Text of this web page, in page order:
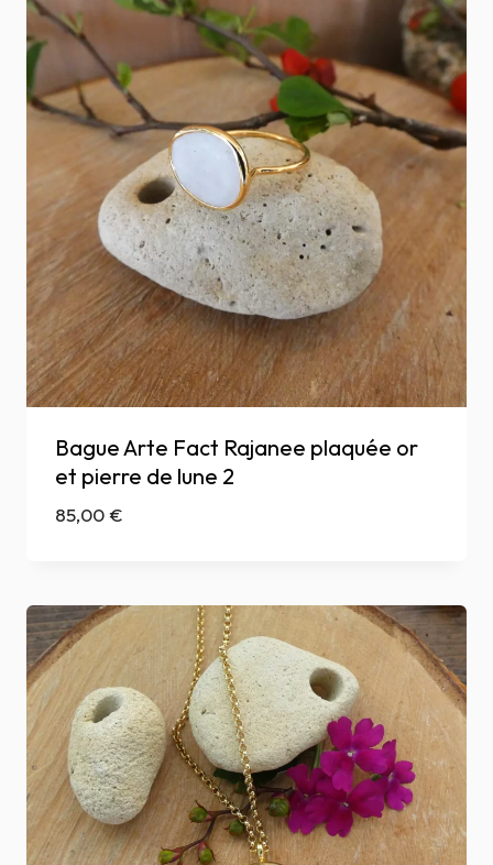
Bague Arte Fact Rajanee plaquée or
et pierre de lune 2
85,00€